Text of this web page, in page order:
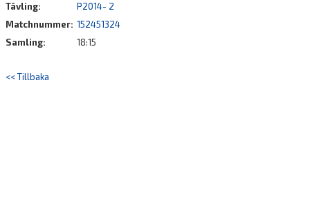
Tävling:
P2014- 2
Matchnummer: 152451324
Samling:
18:15
<< Tillbaka